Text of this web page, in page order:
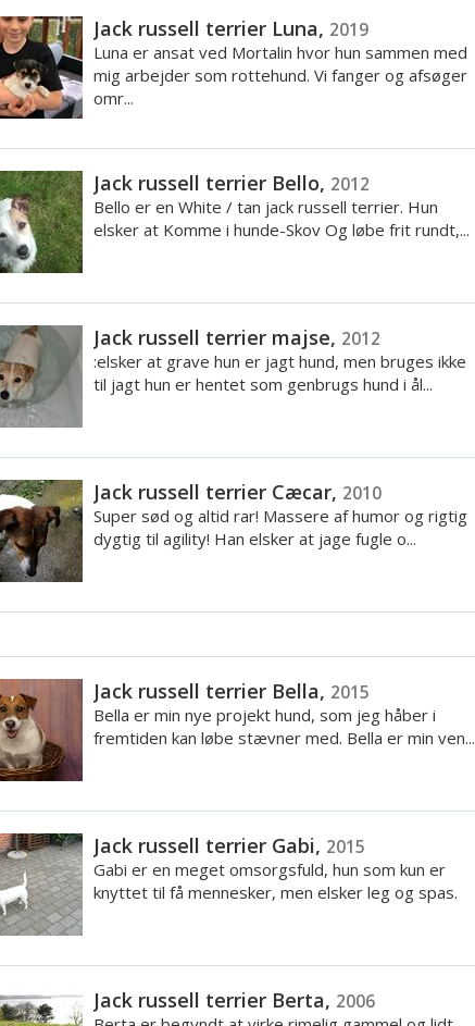
Jack russell terrier Luna, 2019
Luna er ansat ved Mortalin hvor hun sammen med
mig arbejder som rottehund. Vi fanger og afsøger
omr...
Jack russell terrier Bello, 2012
Bello er en White / tan jack russell terrier. Hun
elsker at Komme i hunde-Skov Og løbe frit rundt,...
Jack russell terrier majse, 2012
:elsker at grave hun er jagt hund, men bruges ikke
til jagt hun er hentet som genbrugs hund i ål...
Jack russell terrier Cæcar, 2010
Super sød og altid rar! Massere af humor og rigtig
dygtig til agility! Han elsker at jage fugle o...
Jack russell terrier Bella, 2015
Bella er min nye projekt hund, som jeg håber i
fremtiden kan løbe stævner med. Bella er min ven...
Jack russell terrier Gabi, 2015
Gabi er en meget omsorgsfuld, hun som kun er
knyttet til få mennesker, men elsker leg og spas.
Jack russell terrier Berta, 2006